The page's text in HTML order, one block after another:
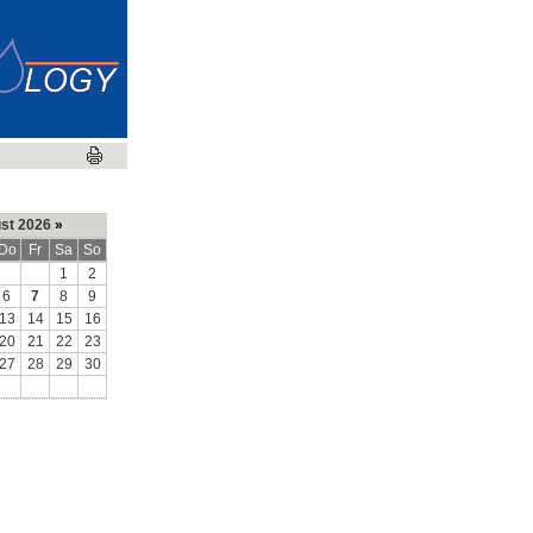
2026 »
Do Fr Sa
So
1
2
6 7 8
9
13 14 15
16
20 21 22
23
27 28 29
30